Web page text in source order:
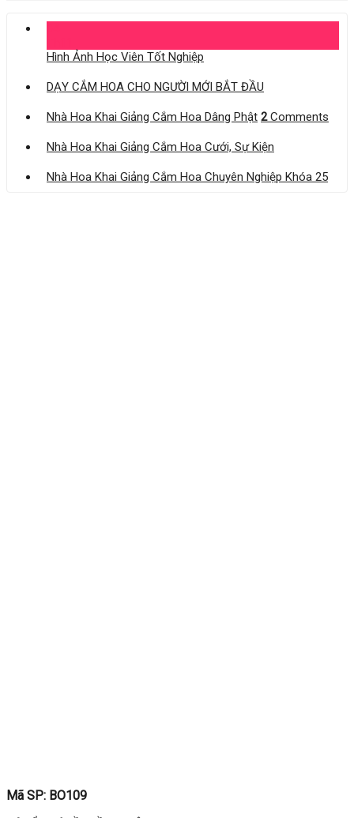
Hình Ảnh Học Viên Tốt Nghiệp
DẠY CẮM HOA CHO NGƯỜI MỚI BẮT ĐẦU
Nhà Hoa Khai Giảng Cắm Hoa Dâng Phật 2Comments
Nhà Hoa Khai Giảng Cắm Hoa Cưới, Sự Kiện
Nhà Hoa Khai Giảng Cắm Hoa Chuyên Nghiệp Khóa 25
Mã SP: BO109